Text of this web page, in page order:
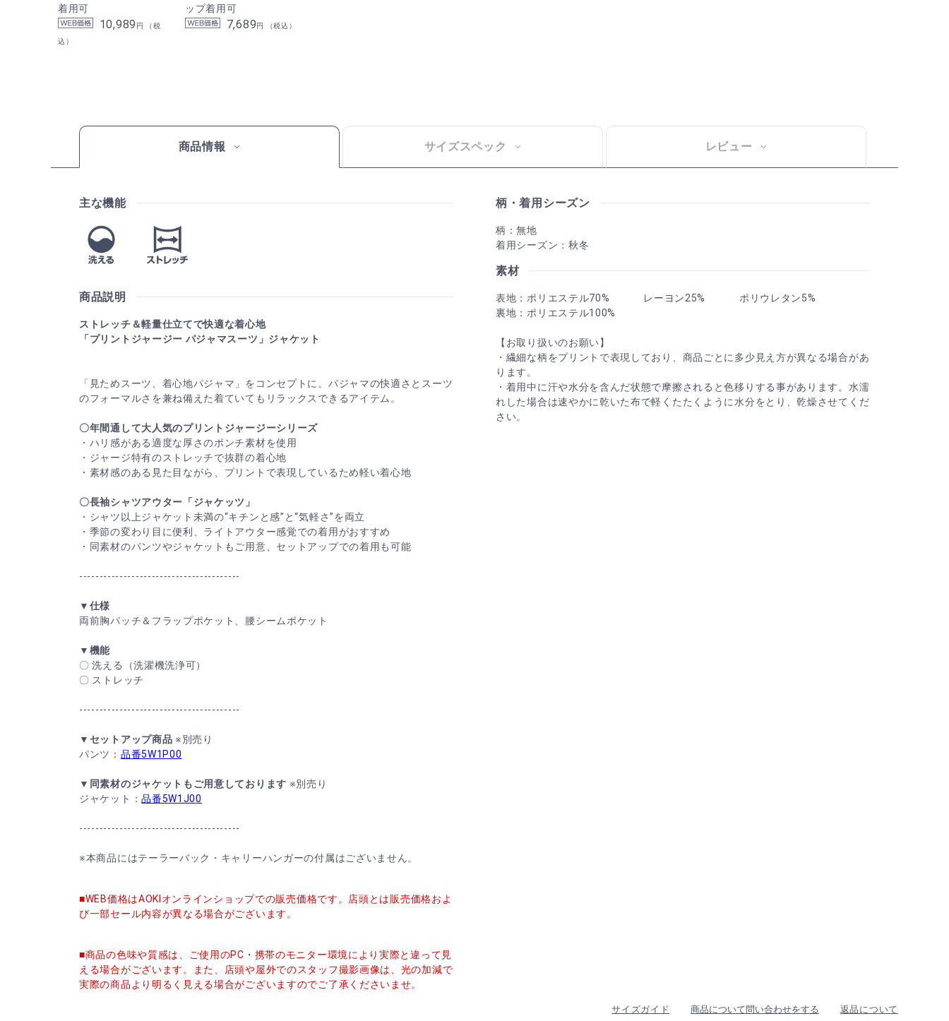
着用可
10,989 円 （税
込）
ップ着用可
7,689円 （税込）
商品情報 サイズスペック レビュー
主な機能
商品説明
ストレッチ＆軽量仕立てで快適な着心地
「プリントジャージー パジャマスーツ」ジャケット
「見ためスーツ、着心地パジャマ」をコンセプトに、パジャマの快適さとスーツ
のフォーマルさを兼ね備えた着ていてもリラックスできるアイテム。
〇年間通して大人気のプリントジャージーシリーズ
・ハリ感がある適度な厚さのポンチ素材を使用
・ジャージ特有のストレッチで抜群の着心地
・素材感のある見た目ながら、プリントで表現しているため軽い着心地
〇長袖シャツアウター「ジャケッツ」
・シャツ以上ジャケット未満の“キチンと感”と“気軽さ”を両立
・季節の変わり目に便利、ライトアウター感覚での着用がおすすめ
・同素材のパンツやジャケットもご用意、セットアップでの着用も可能
----------------------------------------
▼仕様
両前胸パッチ＆フラップポケット、腰シームポケット
▼機能
〇 洗える（洗濯機洗浄可）
〇 ストレッチ
----------------------------------------
▼セットアップ商品 ※別売り
パンツ： 品番5W1P00
▼同素材のジャケットもご用意しております ※別売り
ジャケット：品番5W1J00
----------------------------------------
※本商品にはテーラーバック・キャリーハンガーの付属はございません。
■WEB価格はAOKIオンラインショップでの販売価格です。店頭とは販売価格およ
び一部セール内容が異なる場合がございます。
■商品の色味や質感は、ご使用のPC・携帯のモニター環境により実際と違って見
える場合がございます。また、店頭や屋外でのスタッフ撮影画像は、光の加減で
実際の商品より明るく見える場合がございますのでご了承くださいませ。
柄・着用シーズン
柄：無地
着用シーズン：秋冬
素材
表地：ポリエステル70% レーヨン25% ポリウレタン5%
裏地：ポリエステル100%
【お取り扱いのお願い】
・繊細な柄をプリントで表現しており、商品ごとに多少見え方が異なる場合があ
ります。
・着用中に汗や水分を含んだ状態で摩擦されると色移りする事があります。水濡
れした場合は速やかに乾いた布で軽くたたくように水分をとり、乾燥させてくだ
さい。
サイズガイド 商品について問い合わせをする 返品について